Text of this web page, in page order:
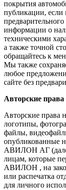
покрытия
публикации, если
информации о
техническими
а также точной
обращайтесь к
Мы также
любое
сайте без
Авторские права
Авторские права
логотипы,
файлы,
опубликованные
АВИЛОН АГ
лицам, которые
АВИЛОН , на
или распечатка
для личного